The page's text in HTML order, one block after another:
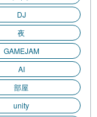
DJ
夜
GAMEJAM
AI
部屋
unity